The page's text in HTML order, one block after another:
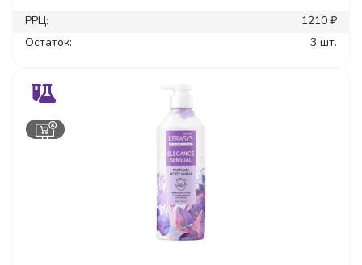
РРЦ:
1210 ₽
Остаток:
3 шт.